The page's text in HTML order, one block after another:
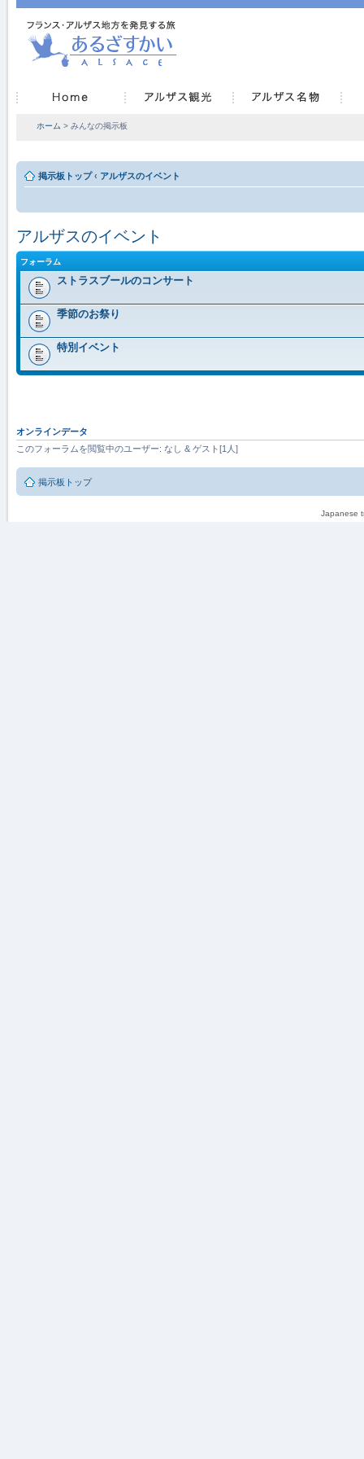
ホーム > みんなの掲示板
掲示板トップ ‹ アルザスのイベント
アルザスのイベント
フォーラム
ストラスブールのコンサート
季節のお祭り
特別イベント
オンラインデータ
このフォーラムを閲覧中のユーザー: なし & ゲスト[1人]
掲示板トップ
Japanese